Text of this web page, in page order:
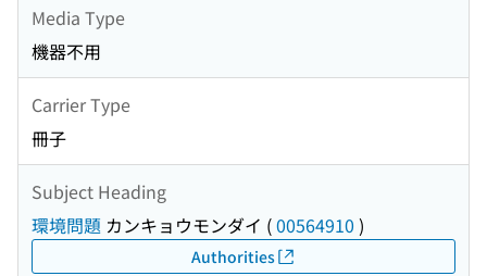
Media Type
機器不用
Carrier Type
冊子
Subject Heading
環境問題 カンキョウモンダイ (00564910 )
Authorities